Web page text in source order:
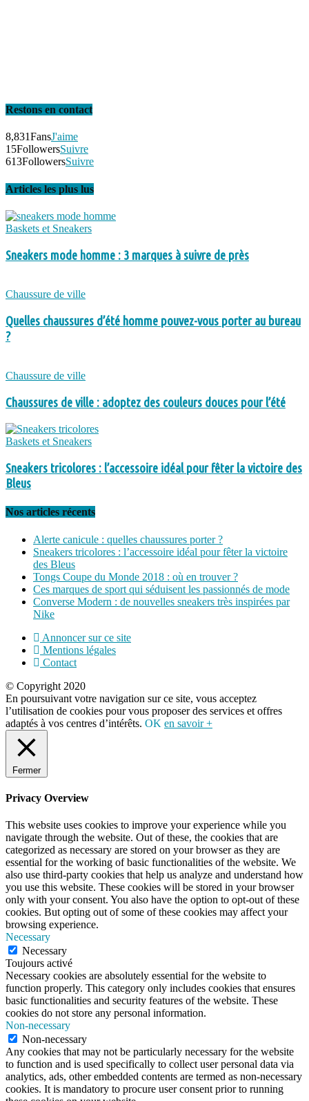
Restons en contact
8,831FansJ'aime
15FollowersSuivre
613FollowersSuivre
Articles les plus lus
Baskets et Sneakers
Sneakers mode homme : 3 marques à suivre de près
Chaussure de ville
Quelles chaussures d’été homme pouvez-vous porter au bureau
?
Chaussure de ville
Chaussures de ville : adoptez des couleurs douces pour l’été
Baskets et Sneakers
Sneakers tricolores : l’accessoire idéal pour fêter la victoire des
Bleus
Nos articles récents
Alerte canicule : quelles chaussures porter ?
Sneakers tricolores : l’accessoire idéal pour fêter la victoire
des Bleus
Tongs Coupe du Monde 2018 : où en trouver ?
Ces marques de sport qui séduisent les passionnés de mode
Converse Modern : de nouvelles sneakers très inspirées par
Nike
Annoncer sur ce site
Mentions légales
Contact
© Copyright 2020
En poursuivant votre navigation sur ce site, vous acceptez
l’utilisation de cookies pour vous proposer des services et offres
adaptés à vos centres d’intérêts. OK en savoir +
Fermer
Privacy Overview
This website uses cookies to improve your experience while you
navigate through the website. Out of these, the cookies that are
categorized as necessary are stored on your browser as they are
essential for the working of basic functionalities of the website. We
also use third-party cookies that help us analyze and understand how
you use this website. These cookies will be stored in your browser
only with your consent. You also have the option to opt-out of these
cookies. But opting out of some of these cookies may affect your
browsing experience.
Necessary
Necessary
Toujours activé
Necessary cookies are absolutely essential for the website to
function properly. This category only includes cookies that ensures
basic functionalities and security features of the website. These
cookies do not store any personal information.
Non-necessary
Non-necessary
Any cookies that may not be particularly necessary for the website
to function and is used specifically to collect user personal data via
analytics, ads, other embedded contents are termed as non-necessary
cookies. It is mandatory to procure user consent prior to running